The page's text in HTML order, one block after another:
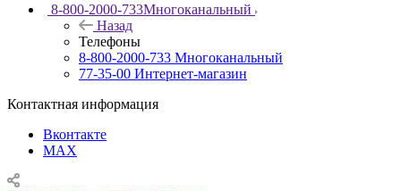
8-800-2000-733Многоканальный
Назад
Телефоны
8-800-2000-733 Многоканальный
77-35-00 Интернет-магазин
Контактная информация
Вконтакте
MAX